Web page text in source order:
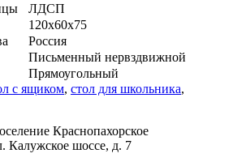
ЛДСП
120х60х75
Россия
Письменный нервздвижной
Прямоугольный
с ящиком, стол для школьника,
Краснопахорское
Калужское шоссе, д. 7